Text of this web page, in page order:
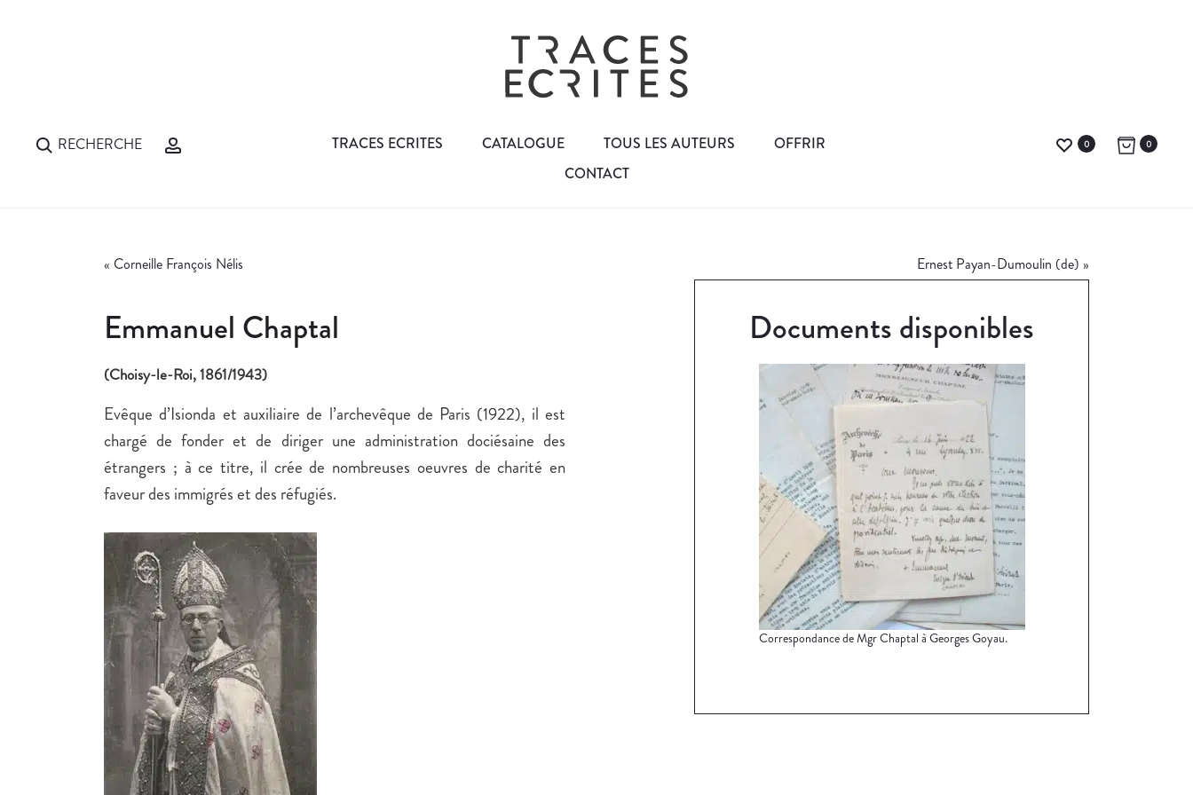
RECHERCHE TRACES ECRITES CATALOGUE TOUS LES AUTEURS
OFFRIR
CONTACT
0 0
« Corneille François Nélis Ernest Payan-Dumoulin (de) »
Emmanuel Chaptal
(Choisy-le-Roi, 1861/1943)
Evêque d’Isionda et auxiliaire de l’archevêque de Paris (1922), il est
chargé de fonder et de diriger une administration dociésaine des
étrangers ; à ce titre, il crée de nombreuses oeuvres de charité en
faveur des immigrés et des réfugiés.
Documents disponibles
Correspondance de Mgr Chaptal à Georges Goyau.